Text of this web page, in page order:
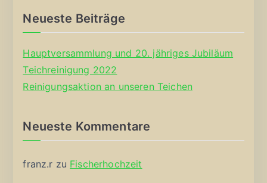
Neueste Beiträge
Hauptversammlung und 20. jähriges Jubiläum
Teichreinigung 2022
Reinigungsaktion an unseren Teichen
Neueste Kommentare
franz.r zu Fischerhochzeit